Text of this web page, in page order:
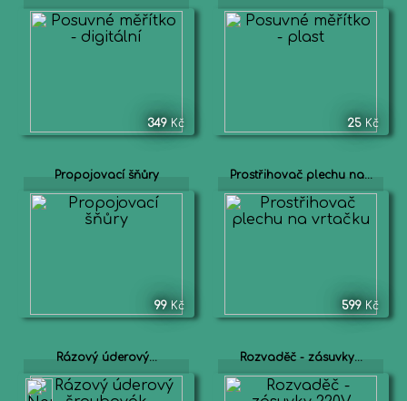
349 Kč 25 Kč
Propojovací šňůry
99 Kč
Prostřihovač plechu na...
599 Kč
Rázový úderový... Rozvaděč - zásuvky...